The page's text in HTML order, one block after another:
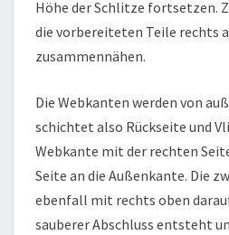
Höhe der Schlitze fortsetzen.
die vorbereiteten Teile rechts
zusammennähen.
Die Webkanten werden von
schichtet also Rückseite und
Webkante mit der rechten
Seite an die Außenkante. Die
ebenfall mit rechts oben
sauberer Abschluss entsteht